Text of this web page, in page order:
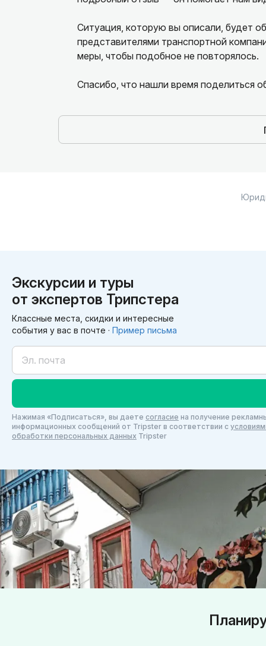
Ситуация, которую вы описали, будет
представителями транспортной
меры, чтобы подобное не повторялось.
Спасибо, что нашли время поделиться
Экскурсии и туры
от экспертов Трипстера
Классные места, скидки и интересные
события у вас в почте · Пример письма
Нажимая «Подписаться», вы даете согласие на получение
информационных сообщений от Tripster в соответствии c
обработки персональных данных Tripster